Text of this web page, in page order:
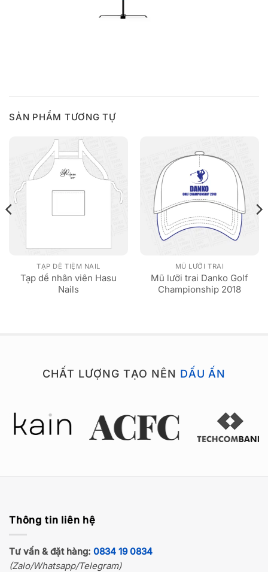
SẢN PHẨM TƯƠNG TỰ
TẠP DỀ TIỆM NAIL
Tạp dề nhân viên Hasu
Nails
MŨ LƯỠI TRAI
Mũ lưỡi trai Danko Golf
Championship 2018
CHẤT LƯỢNG TẠO NÊN DẤU ẤN
Thông tin liên hệ
Tư vấn & đặt hàng: 0834 19 0834
(Zalo/Whatsapp/Telegram)